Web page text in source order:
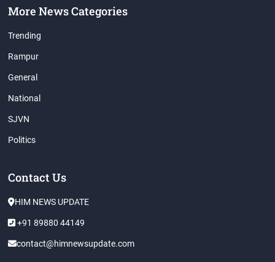
More News Categories
Trending
Rampur
General
National
SJVN
Politics
Contact Us
HIM NEWS UPDATE
+91 89880 44149
contact@himnewsupdate.com